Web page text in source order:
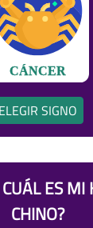
CÁNCER
ELEGIR SIGNO
ES MI
CHINO?